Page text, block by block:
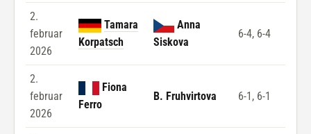
2.
februar
2026
Tamara
Korpatsch
Anna
Siskova
6-4, 6-4
2.
februar
2026
Fiona
Ferro
B. Fruhvirtova 6-1, 6-1